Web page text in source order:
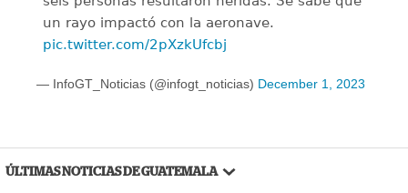
un rayo impactó con la aeronave.
pic.twitter.com/2pXzkUfcbj
— InfoGT_Noticias (@infogt_noticias) December 1, 2023
ÚLTIMAS NOTICIAS DE GUATEMALA